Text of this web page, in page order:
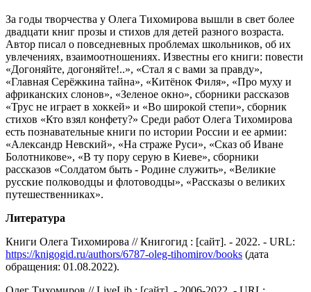
За годы творчества у Олега Тихомирова вышли в свет более
двадцати книг прозы и стихов для детей разного возраста.
Автор писал о повседневных проблемах школьников, об их
увлечениях, взаимоотношениях. Известны его книги: повести
«Догоняйте, догоняйте!..», «Стал я с вами за правду»,
«Главная Серёжкина тайна», «Китёнок Филя», «Про муху и
африканских слонов», «Зеленое окно», сборники рассказов
«Трус не играет в хоккей» и «Во широкой степи», сборник
стихов «Кто взял конфету?» Среди работ Олега Тихомирова
есть познавательные книги по истории России и ее армии:
«Александр Невский», «На страже Руси», «Сказ об Иване
Болотникове», «В ту пору серую в Киеве», сборники
рассказов «Солдатом быть - Родине служить», «Великие
русские полководцы и флотоводцы», «Рассказы о великих
путешественниках».
Литература
Книги Олега Тихомирова // Книгогид : [сайт]. - 2022. - URL:
https://knigogid.ru/authors/6787-oleg-tihomirov/books (дата
обращения: 01.08.2022).